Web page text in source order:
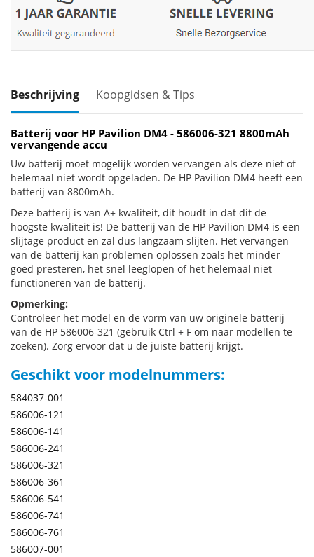
Beschrijving Koopgidsen & Tips
Batterij voor HP Pavilion DM4 - 586006-321 8800mAh
vervangende accu
Uw batterij moet mogelijk worden vervangen als deze niet of
helemaal niet wordt opgeladen. De HP Pavilion DM4 heeft een
batterij van 8800mAh.
Deze batterij is van A+ kwaliteit, dit houdt in dat dit de
hoogste kwaliteit is! De batterij van de HP Pavilion DM4 is een
slijtage product en zal dus langzaam slijten. Het vervangen
van de batterij kan problemen oplossen zoals het minder
goed presteren, het snel leeglopen of het helemaal niet
functioneren van de batterij.
Opmerking:
Controleer het model en de vorm van uw originele batterij
van de HP 586006-321 (gebruik Ctrl + F om naar modellen te
zoeken). Zorg ervoor dat u de juiste batterij krijgt.
Geschikt voor modelnummers:
584037-001
586006-121
586006-141
586006-241
586006-321
586006-361
586006-541
586006-741
586006-761
586007-001